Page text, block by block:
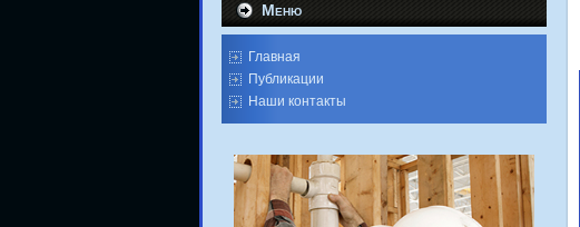
Меню
Главная
Публикации
Наши контакты